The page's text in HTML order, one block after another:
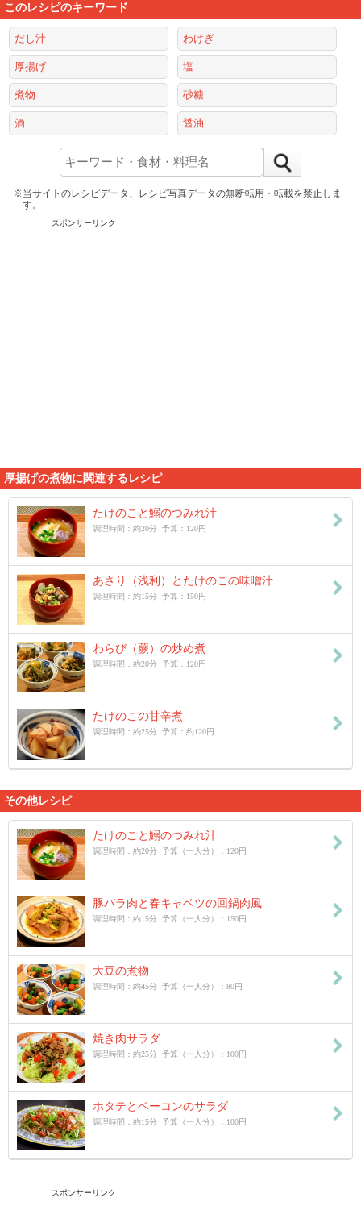
このレシピのキーワード
だし汁 わけぎ
厚揚げ 塩
煮物 砂糖
酒 醤油
※当サイトのレシピデータ、レシピ写真データの無断転用・転載を禁止しま
す。
スポンサーリンク
厚揚げの煮物に関連するレシピ
たけのこと鰯のつみれ汁
調理時間：約20分 予算：120円
あさり（浅利）とたけのこの味噌汁
調理時間：約15分 予算：150円
わらび（蕨）の炒め煮
調理時間：約20分 予算：120円
たけのこの甘辛煮
調理時間：約25分 予算：約120円
その他レシピ
たけのこと鰯のつみれ汁
調理時間：約20分 予算（一人分）：120円
豚バラ肉と春キャベツの回鍋肉風
調理時間：約15分 予算（一人分）：150円
大豆の煮物
調理時間：約45分 予算（一人分）：80円
焼き肉サラダ
調理時間：約25分 予算（一人分）：100円
ホタテとベーコンのサラダ
調理時間：約15分 予算（一人分）：100円
スポンサーリンク